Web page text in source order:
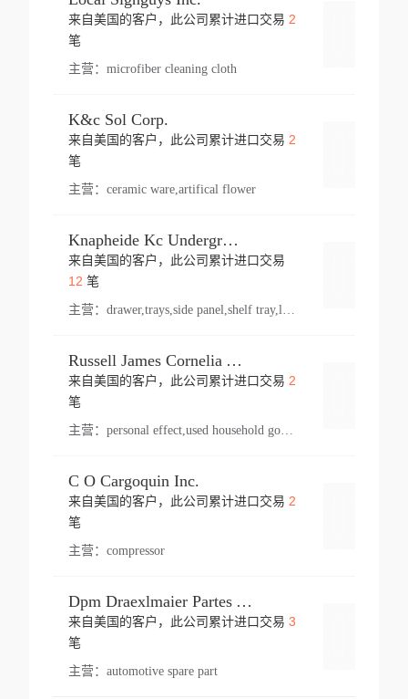
来自美国的客户，此公司累计进口交易 2
笔
主营： microfiber cleaning cloth
K&c Sol Corp.
来自美国的客户，此公司累计进口交易 2
笔
主营： ceramic ware,artifical flower
Knapheide Kc Underground
来自美国的客户，此公司累计进口交易
12 笔
主营：
Russell James Cornelia Arlington Va
来自美国的客户，此公司累计进口交易 2
笔
主营： personal effect,used household goods
C O Cargoquin Inc.
来自美国的客户，此公司累计进口交易 2
笔
主营： compressor
Dpm Draexlmaier Partes Automotrices Corr Ind Huejotzingo
来自美国的客户，此公司累计进口交易 3
笔
主营： automotive spare part